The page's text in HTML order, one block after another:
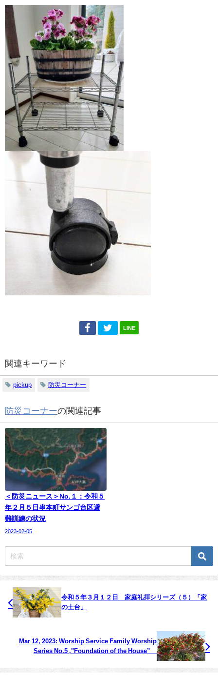
LINE
関連キーワード
pickup 防災コーナー
防災コーナーの関連記事
＜防災ニュース＞No.１：令和５
年２月５日串本町サンゴ台区避
難訓練の状況
2023-02-05
令和５年３月１２日 家庭礼拝シリーズ（５）「家
の土台」
Mar 12, 2023: Worship Service Family Worship
Series No.5 ,"Foundation of the House”